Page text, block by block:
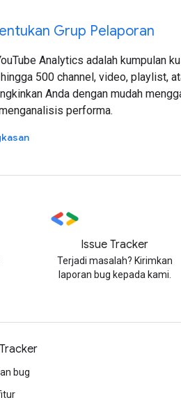
Grup Pelaporan
Analytics adalah kumpulan
500 channel, video, playlist,
Anda dengan mudah
performa.
Issue Tracker
Terjadi masalah? Kirimkan
laporan bug kepada kami.
bug